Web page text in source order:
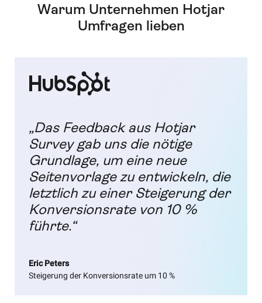
Warum Unternehmen Hotjar
Umfragen lieben
„Das Feedback aus Hotjar
Survey gab uns die nötige
Grundlage, um eine neue
Seitenvorlage zu entwickeln, die
letztlich zu einer Steigerung der
Konversionsrate von 10 %
führte.“
Eric Peters
Steigerung der Konversionsrate um 10 %